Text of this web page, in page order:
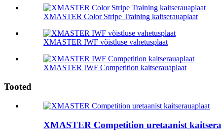
XMASTER Color Stripe Training kaitserauaplaat
XMASTER IWF võistluse vahetusplaat
XMASTER IWF Competition kaitserauaplaat
Tooted
XMASTER Competition uretaanist